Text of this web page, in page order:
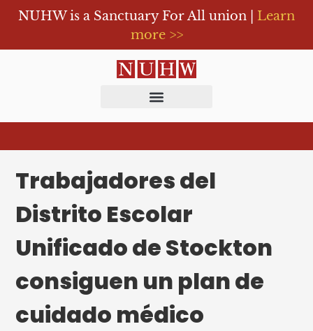
NUHW is a Sanctuary For All union | Learn
more >>
Trabajadores del
Distrito Escolar
Unificado de Stockton
consiguen un plan de
cuidado médico